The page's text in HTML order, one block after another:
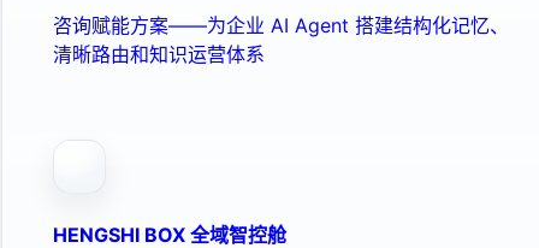
咨询赋能方案——为企业 AI Agent 搭建结构化记忆、
清晰路由和知识运营体系
HENGSHI BOX 全域智控舱